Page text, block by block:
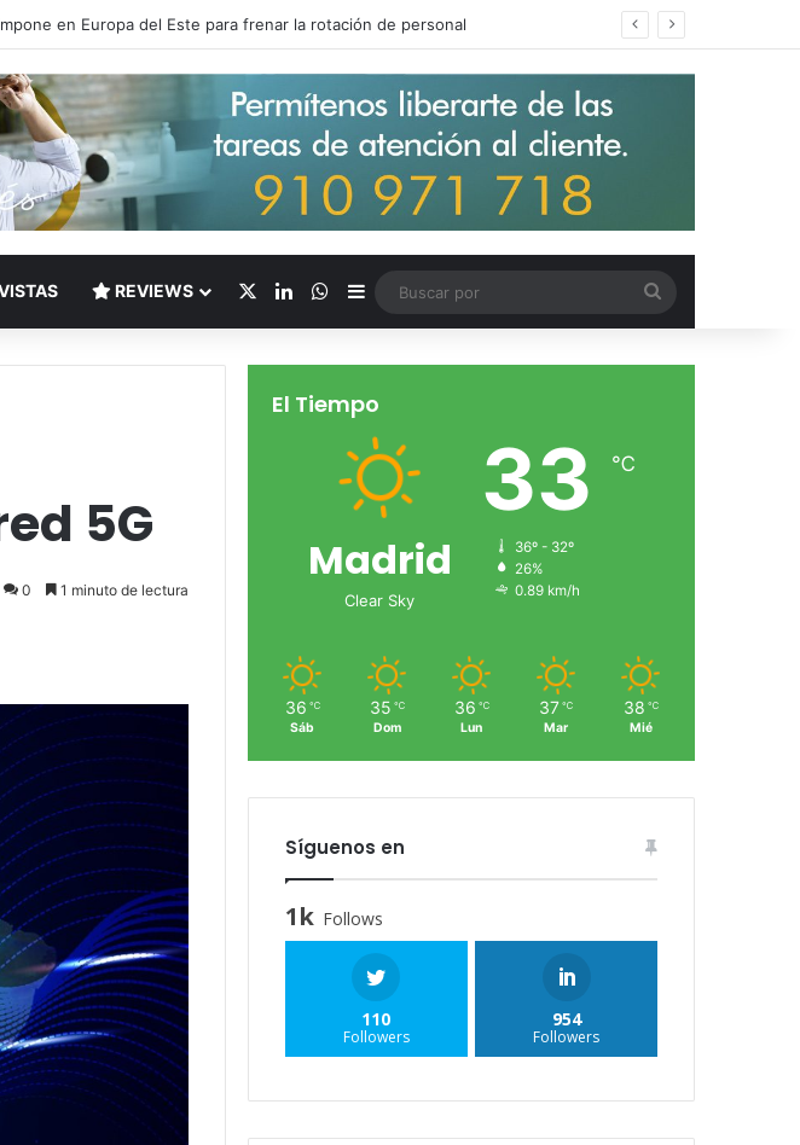
en Centroamérica dispara los salarios de entrada un 15%
REVIEWS LinkedInWhatsApp
Barra lateral
por
5G
0 1 minuto de lectura
El Tiempo
Madrid
Clear Sky
33 ℃
36º - 32º
26%
0.89 km/h
36 ℃
Sáb
35 ℃
Dom
36 ℃
Lun
37 ℃
Mar
38 ℃
Mié
Síguenos en
1k Follows
110
Followers
954
Followers